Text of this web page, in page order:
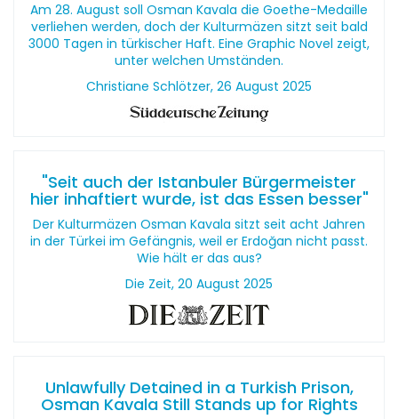
Am 28. August soll Osman Kavala die Goethe-Medaille
verliehen werden, doch der Kulturmäzen sitzt seit bald
3000 Tagen in türkischer Haft. Eine Graphic Novel zeigt,
unter welchen Umständen.
Christiane Schlötzer, 26 August 2025
"Seit auch der Istanbuler Bürgermeister
hier inhaftiert wurde, ist das Essen besser"
Der Kulturmäzen Osman Kavala sitzt seit acht Jahren
in der Türkei im Gefängnis, weil er Erdoğan nicht passt.
Wie hält er das aus?
Die Zeit, 20 August 2025
Unlawfully Detained in a Turkish Prison,
Osman Kavala Still Stands up for Rights